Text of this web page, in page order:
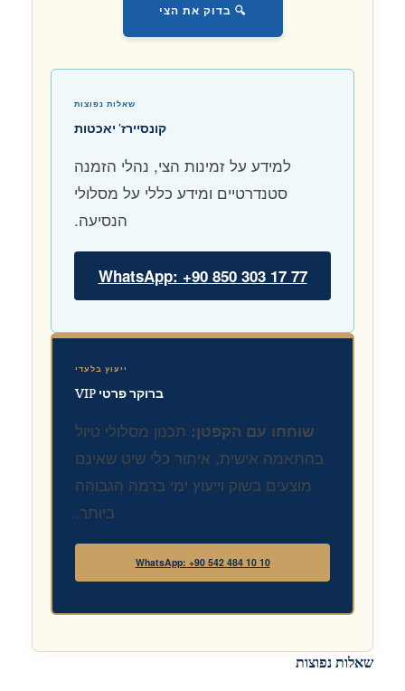
🔍 בדוק את הצי
שאלות נפוצות
קונסיירז' יאכטות
למידע על זמינות הצי, נהלי הזמנה
סטנדרטיים ומידע כללי על מסלולי
הנסיעה.
WhatsApp: +90 850 303 17 77
ייעוץ בלעדי
ברוקר פרטי VIP
שוחחו עם הקפטן: תכנון מסלולי טיול
בהתאמה אישית, איתור כלי שיט שאינם
מוצעים בשוק וייעוץ ימי ברמה הגבוהה
ביותר.
WhatsApp: +90 542 484 10 10
שאלות נפוצות